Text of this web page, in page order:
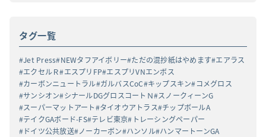
タグ一覧
Jet Press NEWタフアイボリー ただの混抄紙はやめます エアラス
エクセルＲ エスプリFP エスプリVNエンボス
カーボンニュートラル ガルバスCoC キップスキン コメグロス
サンシオン シナールDGグロスコートＮ
スノークィーンG
スーパーマットアート タイオウアトラス チップボールA
テイクGAボード-FS テレビ東京
トレーシングペーパー
ドイツ公共放送 ノーカーボン ハンソル ハンマートーンGA